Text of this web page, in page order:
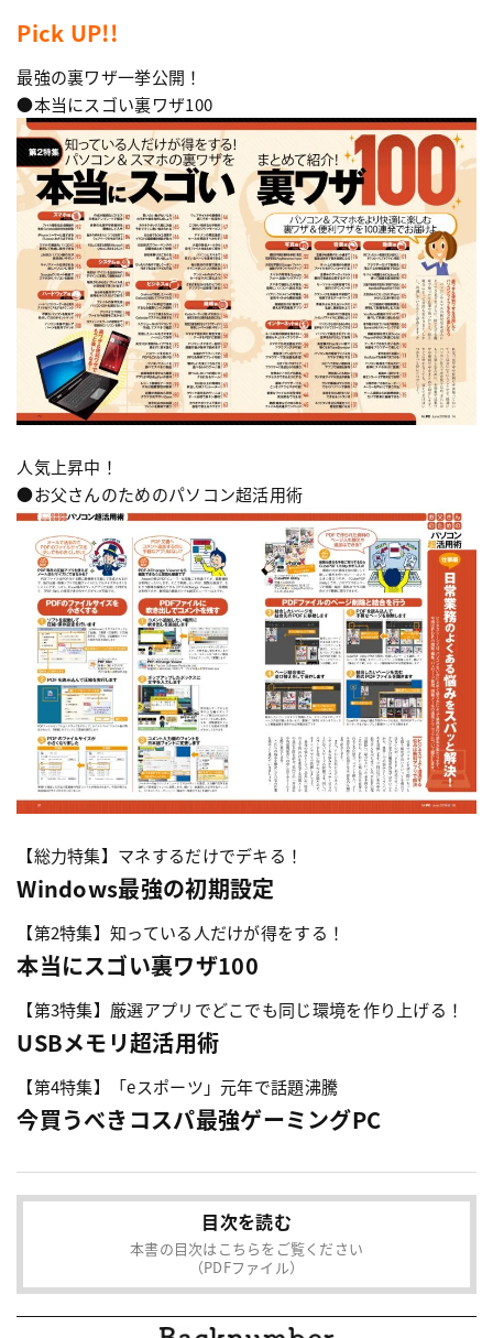
Pick UP!!
最強の裏ワザ一挙公開！
●本当にスゴい裏ワザ100
人気上昇中！
●お父さんのためのパソコン超活用術
【総力特集】マネするだけでデキる！
Windows最強の初期設定
【第2特集】知っている人だけが得をする！
本当にスゴい裏ワザ100
【第3特集】厳選アプリでどこでも同じ環境を作り上げる！
USBメモリ超活用術
【第4特集】「eスポーツ」元年で話題沸騰
今買うべきコスパ最強ゲーミングPC
目次を読む
本書の目次はこちらをご覧ください
（PDFファイル）